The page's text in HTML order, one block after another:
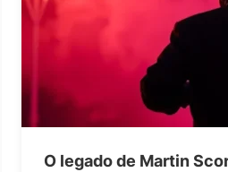
O legado de Martin